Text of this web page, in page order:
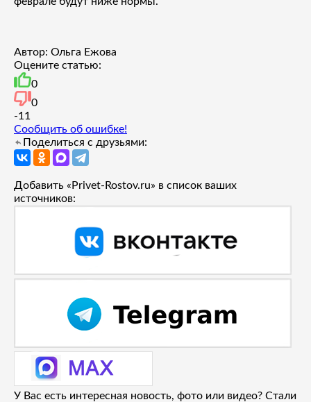
Автор: Ольга Ежова
Оцените статью:
0
0
-1 1
Сообщить об ошибке!
Поделиться с друзьями:
Добавить «Privet-Rostov.ru» в список ваших
источников:
У Вас есть интересная новость, фото или видео? Стали